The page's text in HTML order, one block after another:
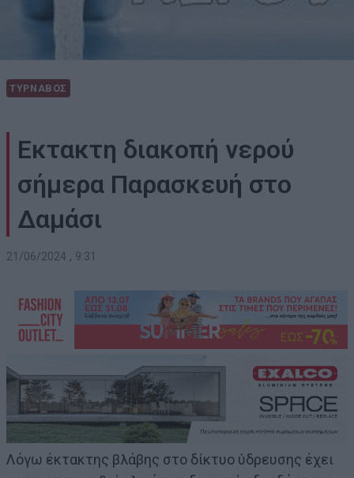
ΤΥΡΝΑΒΟΣ
Εκτακτη διακοπή νερού
σήμερα Παρασκευή στο
Δαμάσι
21/06/2024 , 9:31
Λόγω έκτακτης βλάβης στο δίκτυο ύδρευσης έχει